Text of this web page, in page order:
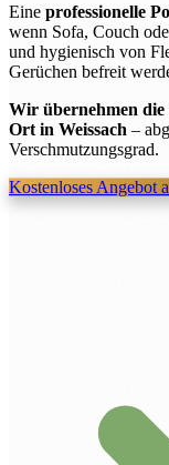
Eine professionelle
wenn Sofa, Couch
und hygienisch von
Gerüchen befreit
Wir übernehmen
Ort in Weissach –
Verschmutzungsgrad.
Kostenloses Angebot